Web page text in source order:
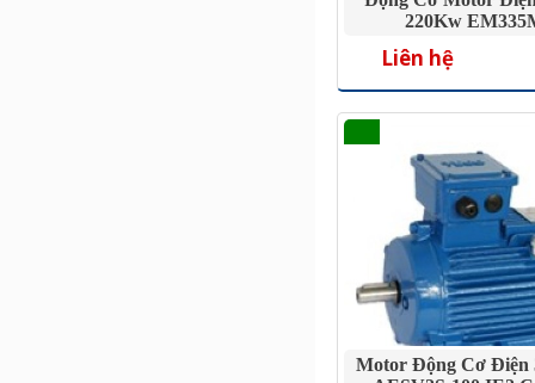
220Kw
Liên hệ
Motor Động Cơ Điện